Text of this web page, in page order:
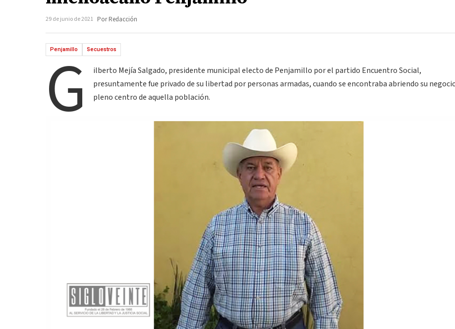
29 de junio de 2021 Por Redacción
Penjamillo Secuestros
G
ilberto Mejía Salgado, presidente municipal electo de Penjamillo por el partido Encuentro Social,
presuntamente fue privado de su libertad por personas armadas, cuando se encontraba abriendo su
pleno centro de aquella población.